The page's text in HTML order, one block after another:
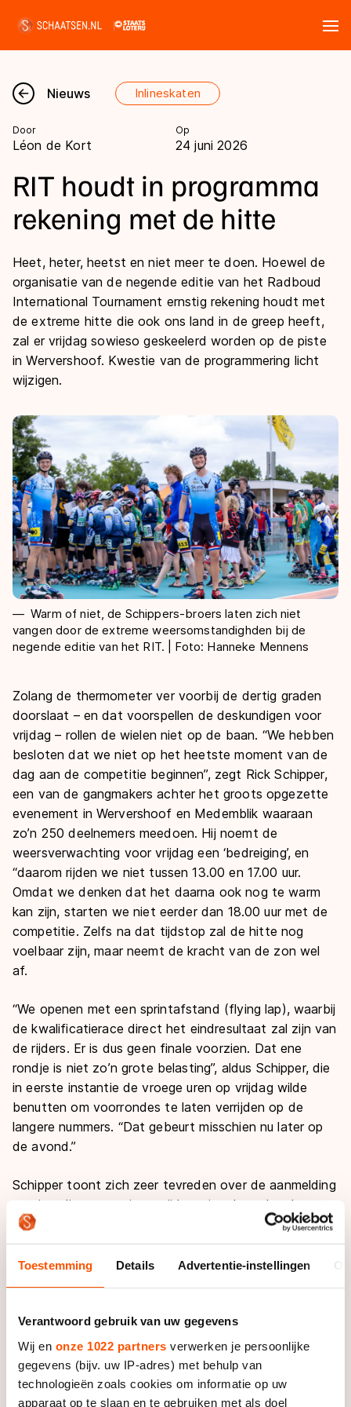
Toestemming Details Advertentie-instellingen
Verantwoord gebruik van uw gegevens
Wij en onze 1022 partners verwerken je persoonlijke
gegevens (bijv. uw IP-adres) met behulp van
technologieën zoals cookies om informatie op uw
apparaat op te slaan en te gebruiken met als doel
Nieuws
Kalender
Disciplines
Langebaan
Shorttrack
Inlineskaten
Kunstschaatsen
Schoonrijden
Uitslagen
Langebaan
Shorttrack
Marathon
Inlineskaten
Tijden & historie
Ranglijsten Langebaan
Persoonlijke records & tijden
De weg op
Inschrijven wedstrijden
Algemene Nederlandse Schaatstijd
Deze zomer de weg op
Waar kan ik schaatsen en skaten?
Alles voor jou als schaatsfan
Evenementen
Tickets
Livestreams
Word schaatsfan!
Winacties
Olympische Spelen
Olympische Spelen
Medaille overzicht
Medaillespiegel
Olympische uitslagen
Van Jong tot Goud verhalen
Nieuws Inlineskaten
Door
Léon de Kort
Op
24 juni 2026
RIT houdt in programma
rekening met de hitte
Heet, heter, heetst en niet meer te doen. Hoewel de
organisatie van de negende editie van het Radboud
International Tournament ernstig rekening houdt met
de extreme hitte die ook ons land in de greep heeft,
zal er vrijdag sowieso geskeelerd worden op de piste
in Wervershoof. Kwestie van de programmering licht
wijzigen.
Warm of niet, de Schippers-broers laten zich niet
vangen door de extreme weersomstandighden bij de
negende editie van het RIT. | Foto: Hanneke Mennens
Zolang de thermometer ver voorbij de dertig graden
doorslaat – en dat voorspellen de deskundigen voor
vrijdag – rollen de wielen niet op de baan. “We hebben
besloten dat we niet op het heetste moment van de
dag aan de competitie beginnen”, zegt Rick Schipper,
een van de gangmakers achter het groots opgezette
evenement in Wervershoof en Medemblik waaraan
zo’n 250 deelnemers meedoen. Hij noemt de
weersverwachting voor vrijdag een ‘bedreiging’, en
“daarom rijden we niet tussen 13.00 en 17.00 uur.
Omdat we denken dat het daarna ook nog te warm
kan zijn, starten we niet eerder dan 18.00 uur met de
competitie. Zelfs na dat tijdstop zal de hitte nog
voelbaar zijn, maar neemt de kracht van de zon wel
af.
“We openen met een sprintafstand (flying lap), waarbij
de kwalificatierace direct het eindresultaat zal zijn van
de rijders. Er is dus geen finale voorzien. Dat ene
rondje is niet zo’n grote belasting”, aldus Schipper, die
in eerste instantie de vroege uren op vrijdag wilde
benutten om voorrondes te laten verrijden op de
langere nummers. “Dat gebeurt misschien nu later op
de avond.”
Schipper toont zich zeer tevreden over de aanmelding
van jeugdige en senioren-rijders uit tal van Landen,
waaronder Dubai en Turkije. “Ook Nieuw-Zeeland is
vertegenwoordigd (in de persoon van Peter Michael,
red.) en die mikt zelfs op de winst in het algemeen
klassement.” In vergelijking met voorgaande jaren zijn
dan in de juniorcategorieën.
Om her en der voldoende verkoeling te bieden aan de
deelnemers, zijn er overal op het terrein rond de pistes
waterpunten gecreëerd. Er zal zelfs een badje